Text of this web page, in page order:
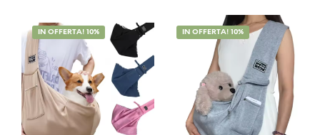
IN OFFERTA! 10% IN OFFERTA! 10%